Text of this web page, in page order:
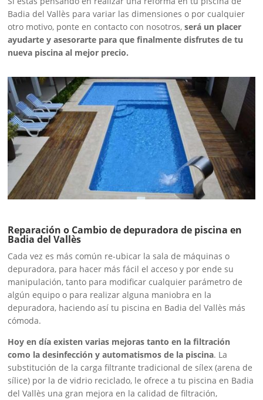
Badia del Vallès para variar las dimensiones o por cualquier
otro motivo, ponte en contacto con nosotros,será un placer
ayudarte y asesorarte para que finalmente disfrutes de tu
nueva piscina al mejor precio.
Reparación o Cambio de depuradora de piscina en
Badia del Vallès
Cada vez es más común re-ubicar la sala de máquinas o
depuradora, para hacer más fácil el acceso y por ende su
manipulación, tanto para modificar cualquier parámetro de
algún equipo o para realizar alguna maniobra en la
depuradora, haciendo así tu piscina en Badia del Vallès más
cómoda.
Hoy en día existen varias mejoras tanto en la filtración
como la desinfección y automatismos de la piscina. La
substitución de la carga filtrante tradicional de sílex (arena de
sílice) por la de vidrio reciclado, le ofrece a tu piscina en Badia
del Vallès una gran mejora en la calidad de filtración,